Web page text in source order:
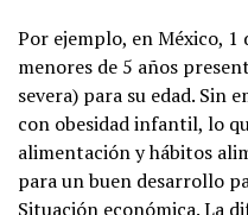
Por ejemplo, en México, 1
menores de 5 años
severa) para su edad. Sin
con obesidad infantil, lo
alimentación y hábitos
para un buen desarrollo
Situación económica. La